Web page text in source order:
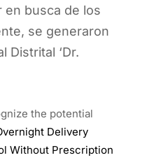
en busca de los
se generaron
Distrital ‘Dr.
the potential
Delivery
Without Prescription